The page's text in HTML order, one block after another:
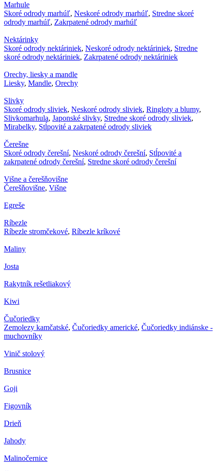
Marhule
Skoré odrody marhúľ, Neskoré odrody marhúľ, Stredne skoré
odrody marhúľ, Zakrpatené odrody marhúľ
Nektárinky
Skoré odrody nektáriniek, Neskoré odrody nektáriniek, Stredne
skoré odrody nektáriniek, Zakrpatené odrody nektáriniek
Orechy, liesky a mandle
Liesky, Mandle, Orechy
Slivky
Skoré odrody sliviek, Neskoré odrody sliviek, Ringloty a blumy,
Slivkomarhula, Japonské slivky, Stredne skoré odrody sliviek,
Mirabelky, Stĺpovité a zakrpatené odrody sliviek
Čerešne
Skoré odrody čerešní, Neskoré odrody čerešní, Stĺpovité a
zakrpatené odrody čerešní, Stredne skoré odrody čerešní
Višne a čerešňovišne
Čerešňovišne, Višne
Egreše
Ríbezle
Ríbezle stromčekové, Ríbezle kríkové
Maliny
Josta
Rakytník rešetliakový
Kiwi
Čučoriedky
Zemolezy kamčatské, Čučoriedky americké, Čučoriedky indiánske -
muchovníky
Vinič stolový
Brusnice
Goji
Figovník
Drieň
Jahody
Malinočernice